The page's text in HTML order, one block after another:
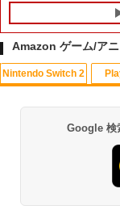
1
Amazon ゲーム/ア
Nintendo Switch 2
Google 検